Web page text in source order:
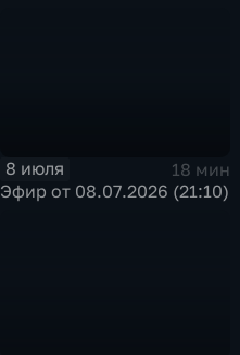
8 июля
18 мин
Эфир от 08.07.2026 (21:10)